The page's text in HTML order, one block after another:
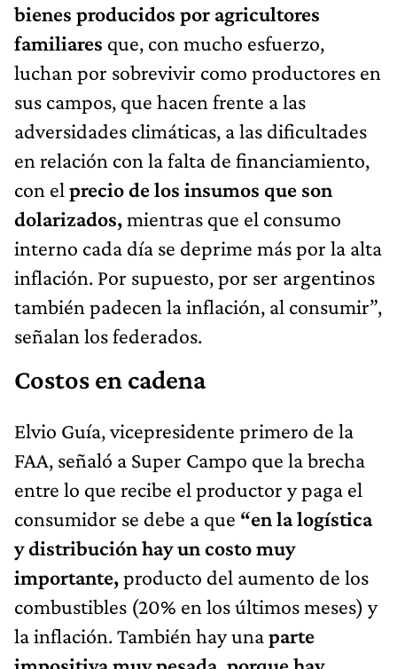
bienes producidos por agricultores
familiares que, con mucho esfuerzo,
luchan por sobrevivir como productores en
sus campos, que hacen frente a las
adversidades climáticas, a las dificultades
en relación con la falta de financiamiento,
con el precio de los insumos que son
dolarizados,mientras que el consumo
interno cada día se deprime más por la alta
inflación. Por supuesto, por ser argentinos
también padecen la inflación, al consumir”,
señalan los federados.
Costos en cadena
Elvio Guía, vicepresidente primero de la
FAA, señaló a Super Campo que la brecha
entre lo que recibe el productor y paga el
consumidor se debe a que “en la logística
y distribución hay un costo muy
importante,producto del aumento de los
combustibles (20% en los últimos meses) y
la inflación. También hay unaparte